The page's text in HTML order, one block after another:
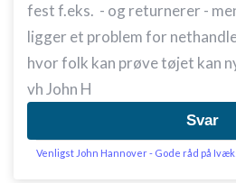
fest f.eks. - og returnerer -
ligger et problem for
hvor folk kan prøve tøjet kan
vh John H
Svar
Venligst John Hannover - Gode råd på